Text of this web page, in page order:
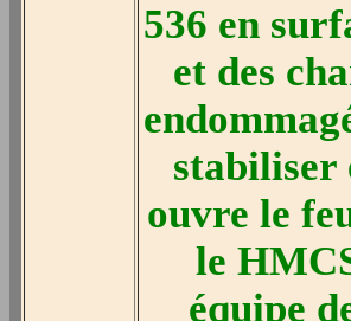
536 en
et des
stabiliser
ouvre le
le
équipe